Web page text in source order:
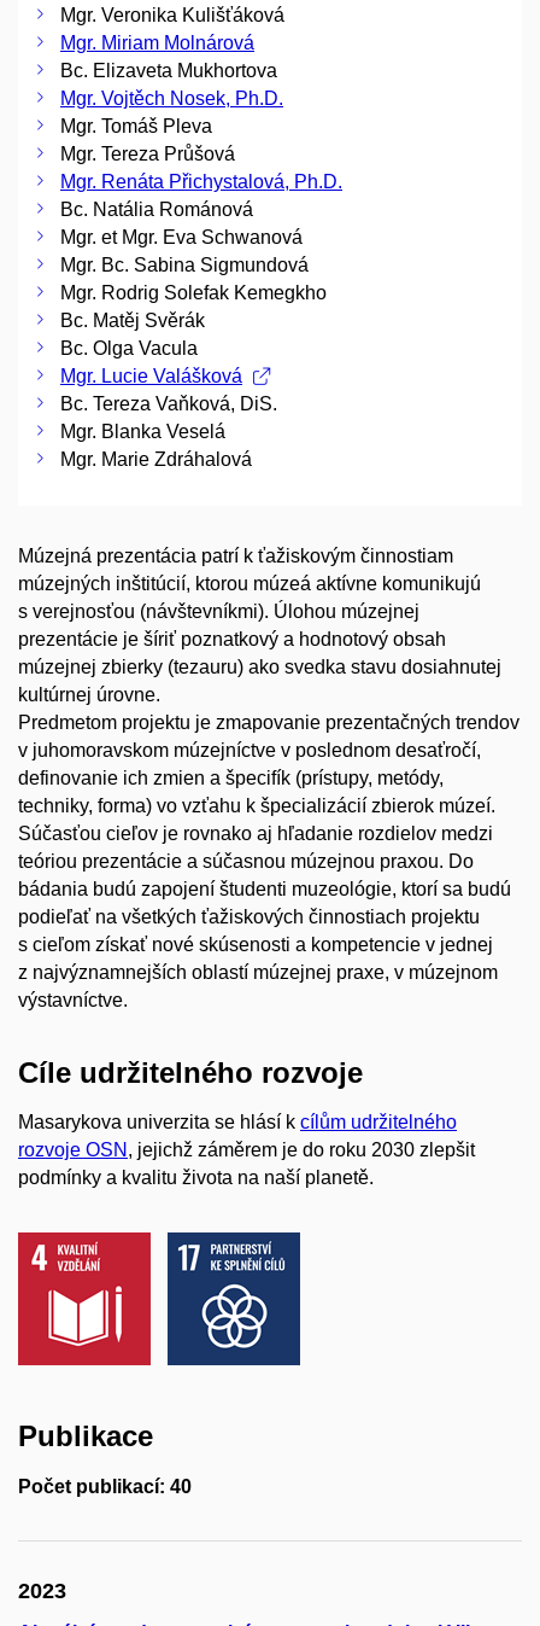
Mgr. Veronika Kulišťáková
Mgr. Miriam Molnárová
Bc. Elizaveta Mukhortova
Mgr. Vojtěch Nosek, Ph.D.
Mgr. Tomáš Pleva
Mgr. Tereza Průšová
Mgr. Renáta Přichystalová, Ph.D.
Bc. Natália Románová
Mgr. et Mgr. Eva Schwanová
Mgr. Bc. Sabina Sigmundová
Mgr. Rodrig Solefak Kemegkho
Bc. Matěj Svěrák
Bc. Olga Vacula
Mgr. Lucie Valášková
Bc. Tereza Vaňková, DiS.
Mgr. Blanka Veselá
Mgr. Marie Zdráhalová
Múzejná prezentácia patrí k ťažiskovým činnostiam
múzejných inštitúcií, ktorou múzeá aktívne komunikujú
s verejnosťou (návštevníkmi). Úlohou múzejnej
prezentácie je šíriť poznatkový a hodnotový obsah
múzejnej zbierky (tezauru) ako svedka stavu dosiahnutej
kultúrnej úrovne.
Predmetom projektu je zmapovanie prezentačných trendov
v juhomoravskom múzejníctve v poslednom desaťročí,
definovanie ich zmien a špecifík (prístupy, metódy,
techniky, forma) vo vzťahu k špecializácií zbierok múzeí.
Súčasťou cieľov je rovnako aj hľadanie rozdielov medzi
teóriou prezentácie a súčasnou múzejnou praxou. Do
bádania budú zapojení študenti muzeológie, ktorí sa budú
podieľať na všetkých ťažiskových činnostiach projektu
s cieľom získať nové skúsenosti a kompetencie v jednej
z najvýznamnejších oblastí múzejnej praxe, v múzejnom
výstavníctve.
Cíle udržitelného rozvoje
Masarykova univerzita se hlásí k cílům udržitelného
rozvoje OSN , jejichž záměrem je do roku 2030 zlepšit
podmínky a kvalitu života na naší planetě.
Publikace
Počet publikací: 40
2023